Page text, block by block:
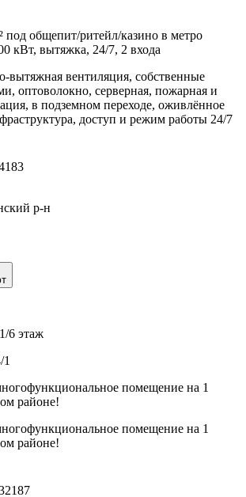
под общепит/ритейл/казино в метро
кВт, вытяжка, 24/7, 2 входа
вытяжная вентиляция, собственные
оптоволокно, серверная, пожарная и
в подземном переходе, оживлённое
доступ и режим работы 24/7
р-н
1/6 этаж
помещение на 1
районе!
помещение на 1
районе!